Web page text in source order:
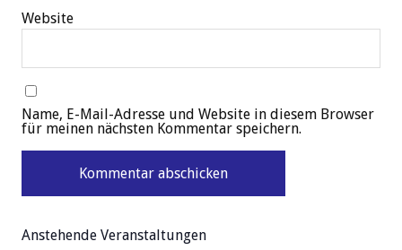
Website
Name, E-Mail-Adresse und Website in diesem Browser
für meinen nächsten Kommentar speichern.
Anstehende Veranstaltungen